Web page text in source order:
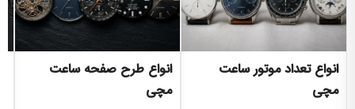
انواع تعداد موتور ساعت
مچی
انواع طرح صفحه ساعت
مچی